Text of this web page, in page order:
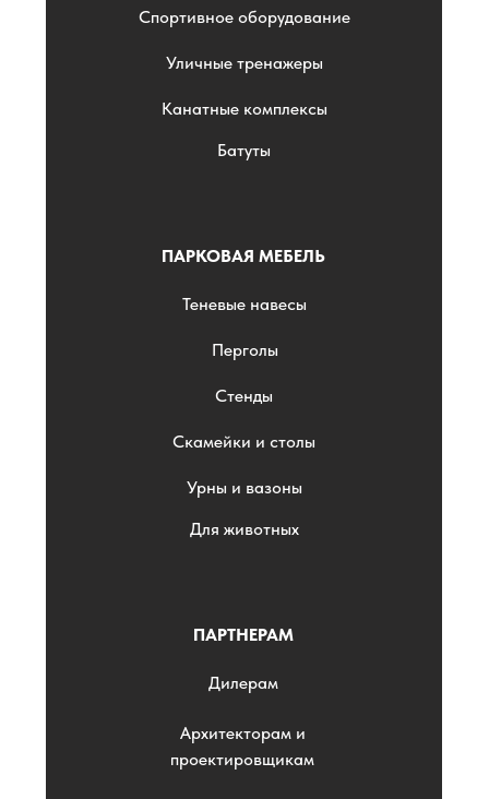
ПАРТНЕРАМ
Архитекторам и
проектировщикам
Дилерам
Спортивное оборудование
Уличные тренажеры
Канатные комплексы
Батуты
ПАРКОВАЯ МЕБЕЛЬ
Теневые навесы
Перголы
Стенды
Скамейки и столы
Урны и вазоны
Для животных